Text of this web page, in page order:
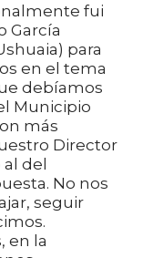
fui
García
para
en el tema
debíamos
Municipio
más
Director
del
No nos
seguir
en la